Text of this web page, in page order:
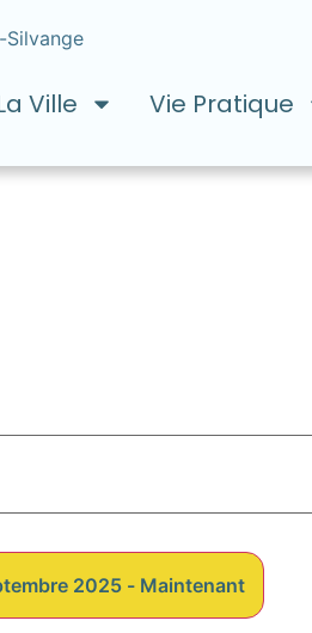
Silvange
Ville Vie Pratique
2025 - Maintenant